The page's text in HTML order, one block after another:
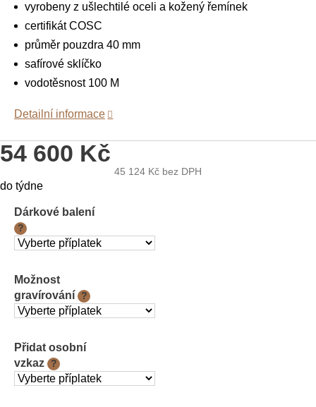
54 600 Kč
45 124 Kč bez DPH
Měrná
do týdne
Dárkové balení
?
Možnost
gravírování
?
Přidat osobní
vzkaz
?
vyrobeny z ušlechtilé oceli a kožený řemínek
certifikát COSC
průměr pouzdra 40 mm
safírové sklíčko
vodotěsnost 100 M
Detailní informace